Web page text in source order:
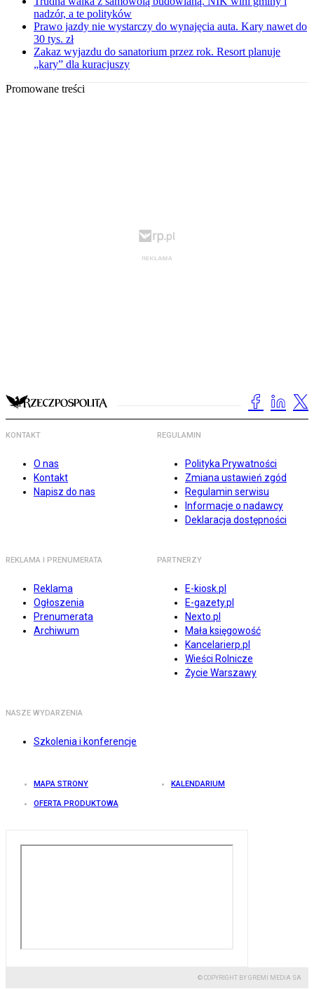
nadzór, a te polityków
Prawo jazdy nie wystarczy do wynajęcia auta. Kary nawet do
30 tys. zł
Zakaz wyjazdu do sanatorium przez rok. Resort planuje
„kary” dla kuracjuszy
Promowane treści
KONTAKT
O nas
Kontakt
Napisz do nas
REGULAMIN
Polityka Prywatności
Zmiana ustawień zgód
Regulamin serwisu
Informacje o nadawcy
Deklaracja dostępności
REKLAMA I PRENUMERATA
Reklama
Ogłoszenia
Prenumerata
Archiwum
PARTNERZY
E-kiosk.pl
E-gazety.pl
Nexto.pl
Mała księgowość
Kancelarierp.pl
Wieści Rolnicze
Życie Warszawy
NASZE WYDARZENIA
Szkolenia i konferencje
MAPA STRONY KALENDARIUM
OFERTA PRODUKTOWA
© COPYRIGHT BY GREMI MEDIA SA